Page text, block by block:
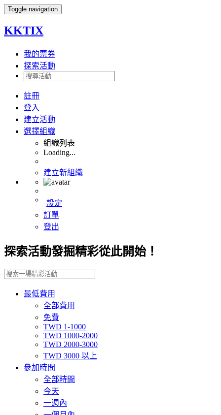
Toggle navigation
KKTIX
我的票券
探索活動
註冊
登入
建立活動
選擇組織
組織列表
Loading...
建立新組織
設定
訂單
登出
探索活動發掘精彩從此開始！
最低費用
全部費用
免費
TWD 1-1000
TWD 1000-2000
TWD 2000-3000
TWD 3000 以上
參加時間
全部時間
今天
一週內